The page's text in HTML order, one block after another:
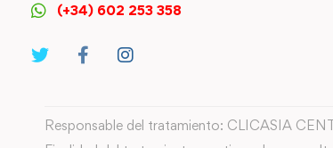
(+34) 602 253 358
Responsable del tratamiento: CLICASIA